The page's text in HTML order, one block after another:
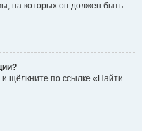
на которых он должен быть
щёлкните по ссылке «Найти